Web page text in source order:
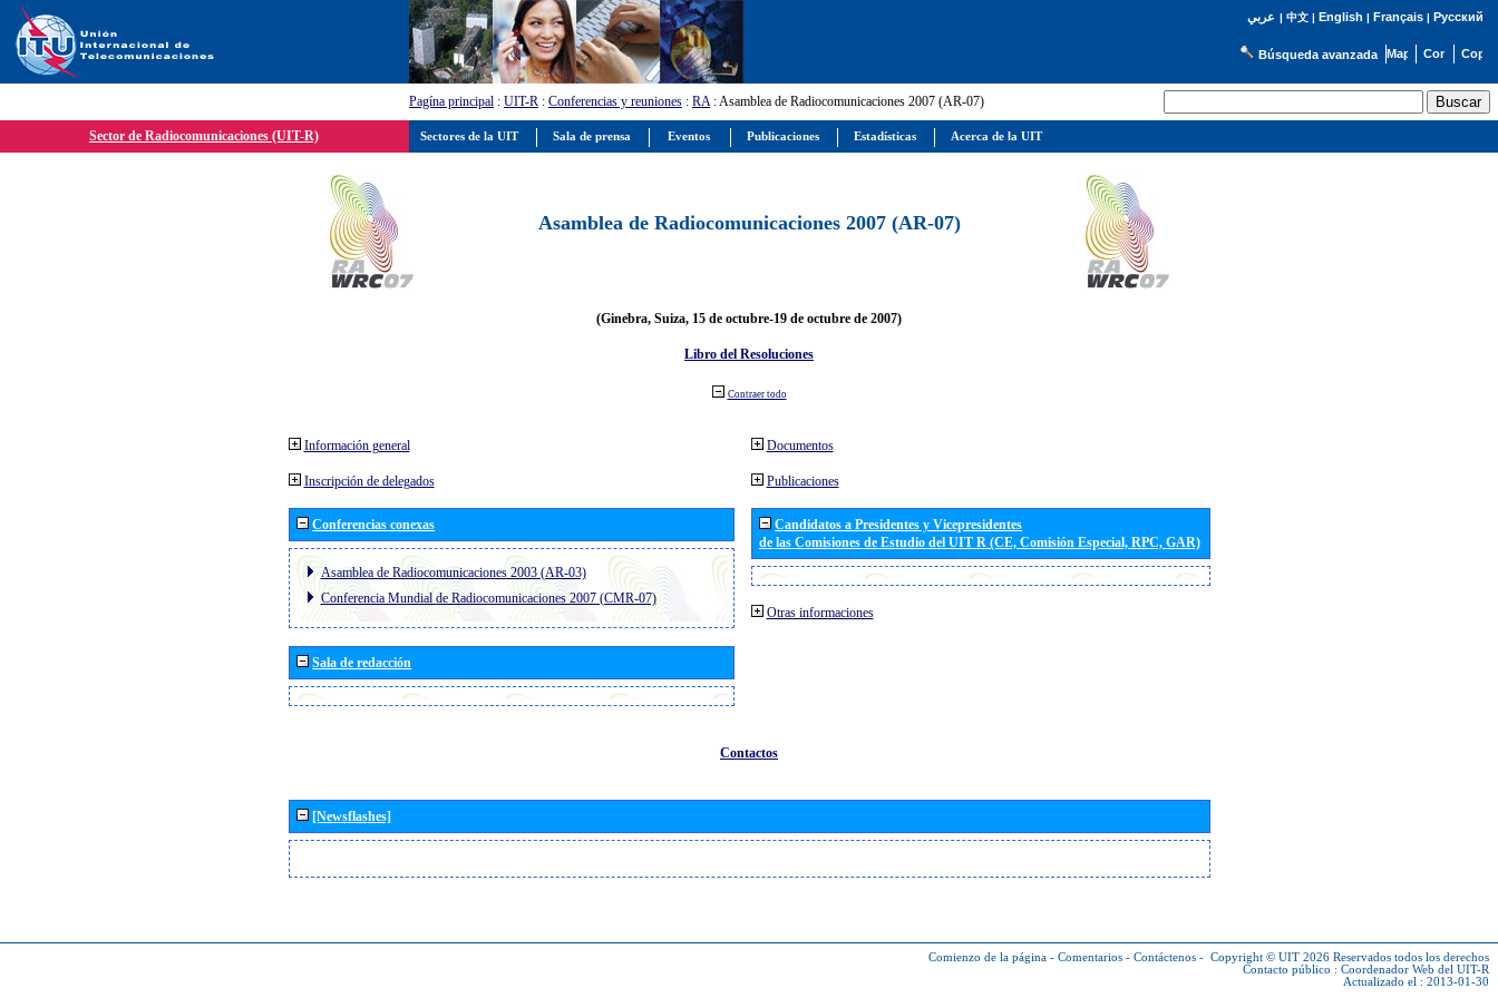
عربي | 中文| English | Français| Русский
Búsqueda avanzada
Pagína principal : UIT-R : Conferencias y reuniones : RA: Asamblea de Radiocomunicaciones 2007 (AR-07)
Sector de Radiocomunicaciones (UIT-R)
Asamblea de Radiocomunicaciones 2007 (AR-07)
(Ginebra, Suiza, 15 de octubre-19 de octubre de 2007)
Libro del Resoluciones
Contraer todo
Información general
Inscripción de delegados
Conferencias conexas
Asamblea de Radiocomunicaciones 2003 (AR-03)
Conferencia Mundial de Radiocomunicaciones 2007 (CMR-07)
Sala de redacción
Documentos
Publicaciones
Candidatos a Presidentes y Vicepresidentes
de las Comisiones de Estudio del UIT R (CE, Comisión Especial, RPC, GAR)
Otras informaciones
Contactos
[Newsflashes]
Comienzo de la página - Comentarios - Contáctenos - Copyright © UIT 2026 Reservados todos los derechos
Contacto público : Coordenador Web del UIT-R
Actualizado el : 2013-01-30
Sectores de la UIT Sala de prensa Eventos Publicaciones Estadísticas Acerca de la UIT